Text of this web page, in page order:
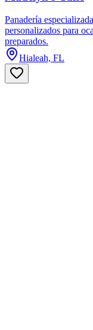
Panadería
personalizados para
preparados.
Hialeah, FL